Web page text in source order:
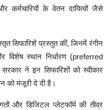
कर्मचारियों के वेतन दायित्वों जैसे
सिफारिशें प्रस्तुत कीं, जिनमें रंगीन
विशेष स्थान निर्धारण (preferred
ने इन सिफारिशों को स्वीकार
को मंजूरी दे दी है।
और डिजिटल प्लेटफॉर्म की तीव्र